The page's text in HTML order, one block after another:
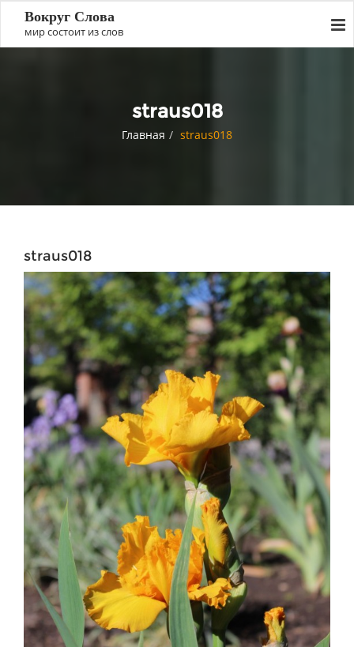
Вокруг Слова
мир состоит из слов
straus018
Главная straus018
straus018